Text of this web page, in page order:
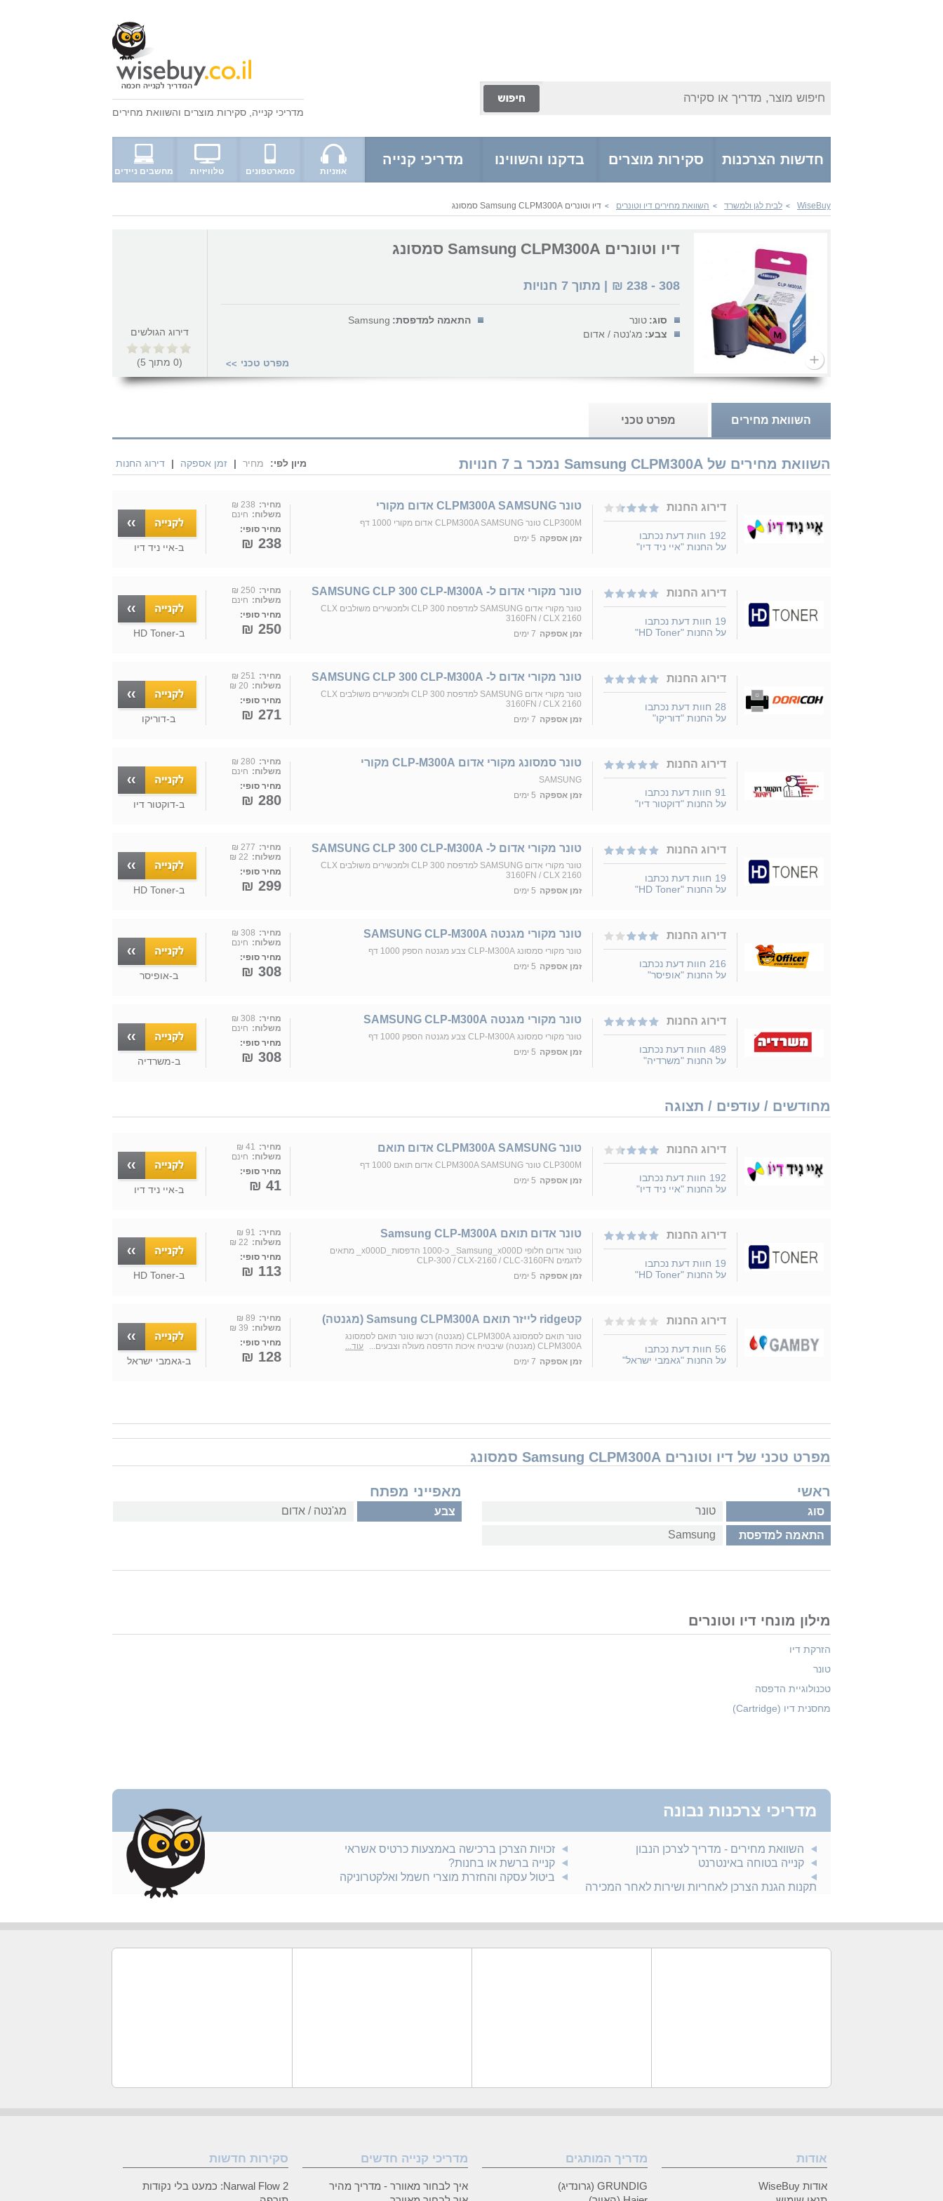
חיפוש מוצר, מדריך או סקירה
מדריכי קנייה סקירות מוצרים והשוואת מחירים
חדשות הצרכנות סקירות מוצרים בדקנו והשווינו מדריכי קנייה
אוזניות סמארטפונים טלוויזיות מחשבים ניידים
WiseBuy
> לבית לגן ולמשרד > השוואת מחירים דיו וטונרים > דיו וטונרים Samsung CLPM300A סמסונג
דיו וטונרים Samsung CLPM300A סמסונג
308
-
238
₪ | מתוך 7 חנויות
סוג: טונר התאמה למדפסת: Samsung
צבע: מג'נטה / אדום
מפרט טכני >>
דירוג הגולשים
(
0 מתוך 5
)
השוואת מחירים מפרט טכני
השוואת מחירים של Samsung CLPM300A נמכר ב 7 חנויות מיון לפי: מחיר | זמן אספקה | דירוג החנות
דירוג החנות
192 חוות דעת נכתבו
על החנות "איי ניד דיו"
טונר CLPM300A SAMSUNG אדום מקורי
CLP300M טונר CLPM300A SAMSUNG אדום מקורי 1000 דף
זמן אספקה 5 ימים
מחיר: 238 ₪
משלוח: חינם
מחיר סופי:
238 ₪ ב-איי ניד דיו
דירוג החנות
19 חוות דעת נכתבו
על החנות "HD Toner"
טונר מקורי אדום ל- SAMSUNG CLP 300 CLP-M300A
טונר מקורי אדום SAMSUNG למדפסת CLP 300 ולמכשירים משולבים CLX
3160FN / CLX 2160
זמן אספקה 7 ימים
מחיר: 250 ₪
משלוח: חינם
מחיר סופי:
250 ₪ ב-HD Toner
דירוג החנות
28 חוות דעת נכתבו
על החנות "דוריקו"
טונר מקורי אדום ל- SAMSUNG CLP 300 CLP-M300A
טונר מקורי אדום SAMSUNG למדפסת CLP 300 ולמכשירים משולבים CLX
3160FN / CLX 2160
זמן אספקה 7 ימים
מחיר: 251 ₪
משלוח: 20 ₪
מחיר סופי:
271 ₪ ב-דוריקו
דירוג החנות
91 חוות דעת נכתבו
על החנות "דוקטור דיו"
טונר סמסונג מקורי אדום CLP-M300A מקורי
SAMSUNG
זמן אספקה 5 ימים
מחיר: 280 ₪
משלוח: חינם
מחיר סופי:
280 ₪ ב-דוקטור דיו
דירוג החנות
19 חוות דעת נכתבו
על החנות "HD Toner"
טונר מקורי אדום ל- SAMSUNG CLP 300 CLP-M300A
טונר מקורי אדום SAMSUNG למדפסת CLP 300 ולמכשירים משולבים CLX
3160FN / CLX 2160
זמן אספקה 5 ימים
מחיר: 277 ₪
משלוח: 22 ₪
מחיר סופי:
299 ₪ ב-HD Toner
דירוג החנות
216 חוות דעת נכתבו
על החנות "אופיסר"
טונר מקורי מגנטה SAMSUNG CLP-M300A
טונר מקורי סמסונג CLP-M300A צבע מגנטה הספק 1000 דף
זמן אספקה 5 ימים
מחיר: 308 ₪
משלוח: חינם
מחיר סופי:
308 ₪ ב-אופיסר
דירוג החנות
489 חוות דעת נכתבו
על החנות "משרדיה"
טונר מקורי מגנטה SAMSUNG CLP-M300A
טונר מקורי סמסונג CLP-M300A צבע מגנטה הספק 1000 דף
זמן אספקה 5 ימים
מחיר: 308 ₪
משלוח: חינם
מחיר סופי:
308 ₪ ב-משרדיה
מחודשים / עודפים / תצוגה
דירוג החנות
192 חוות דעת נכתבו
על החנות "איי ניד דיו"
טונר CLPM300A SAMSUNG אדום תואם
CLP300M טונר CLPM300A SAMSUNG אדום תואם 1000 דף
זמן אספקה 5 ימים
מחיר: 41 ₪
משלוח: חינם
מחיר סופי:
41 ₪ ב-איי ניד דיו
דירוג החנות
19 חוות דעת נכתבו
על החנות "HD Toner"
טונר אדום תואם Samsung CLP-M300A
טונר אדום חלופי Samsung_x000D_ כ-1000 הדפסות_x000D_ מתאים
לדגמים CLP-300 / CLX-2160 / CLC-3160FN
זמן אספקה 5 ימים
מחיר: 91 ₪
משלוח: 22 ₪
מחיר סופי:
113 ₪ ב-HD Toner
דירוג החנות
56 חוות דעת נכתבו
על החנות "גאמבי ישראל"
קטridge לייזר תואם Samsung CLPM300A (מגנטה)
טונר תואם לסמסונג CLPM300A (מגנטה) רכשו טונר תואם לסמסונג
CLPM300A (מגנטה) שיבטיח איכות הדפסה מעולה וצבעים...
עוד...
זמן אספקה 7 ימים
מחיר: 89 ₪
משלוח: 39 ₪
מחיר סופי:
128 ₪ ב-גאמבי ישראל
מפרט טכני של דיו וטונרים Samsung CLPM300A סמסונג
ראשי
סוג טונר
התאמה למדפסת Samsung
מאפייני מפתח
צבע מג'נטה / אדום
מילון מונחי דיו וטונרים
הזרקת דיו
טונר
טכנולוגיית הדפסה
מחסנית דיו (Cartridge)
מדריכי צרכנות נבונה
השוואת מחירים - מדריך לצרכן הנבון
קנייה בטוחה באינטרנט
תקנות הגנת הצרכן לאחריות ושירות לאחר המכירה
זכויות הצרכן ברכישה באמצעות כרטיס אשראי
קנייה ברשת או בחנות?
ביטול עסקה והחזרת מוצרי חשמל ואלקטרוניקה
אודות
אודות WiseBuy
מדריך המותגים
GRUNDIG (גרונדיג)
מדריכי קנייה חדשים
איך לבחור מאוורר - מדריך מהיר
סקירות חדשות
Narwal Flow 2: כמעט בלי נקודות